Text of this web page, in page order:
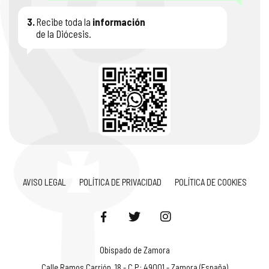
3. Recibe toda la información
de la Diócesis.
AVISO LEGAL POLÍTICA DE PRIVACIDAD POLÍTICA DE COOKIES
Obispado de Zamora